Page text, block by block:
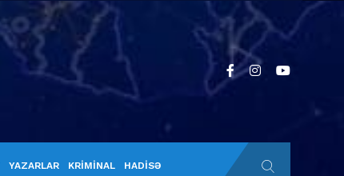
YAZARLAR KRİMİNAL HADİSƏ